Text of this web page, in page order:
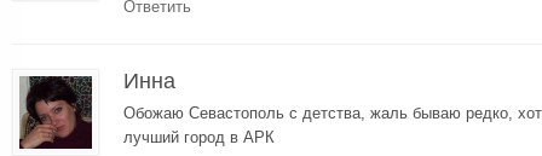
Ответить
Инна
Обожаю Севастополь с детства, жаль бываю редко,
лучший город в АРК